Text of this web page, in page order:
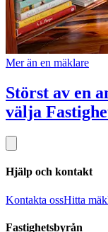
Mer än en mäklare
Störst av en
välja
Hjälp och kontakt
Kontakta ossHitta
Fastighetsbyrån